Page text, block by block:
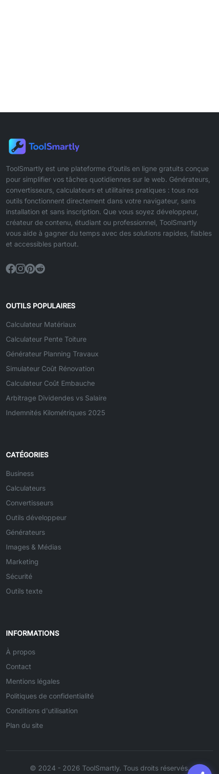
ToolSmartly est une plateforme d’outils en ligne gratuits conçue
pour simplifier vos tâches quotidiennes sur le web. Générateurs,
convertisseurs, calculateurs et utilitaires pratiques : tous nos
outils fonctionnent directement dans votre navigateur, sans
installation et sans inscription. Que vous soyez développeur,
créateur de contenu, étudiant ou professionnel, ToolSmartly
vous aide à gagner du temps avec des solutions rapides, fiables
et accessibles partout.
OUTILS POPULAIRES
Calculateur Matériaux
Calculateur Pente Toiture
Générateur Planning Travaux
Simulateur Coût Rénovation
Calculateur Coût Embauche
Arbitrage Dividendes vs Salaire
Indemnités Kilométriques 2025
CATÉGORIES
Business
Calculateurs
Convertisseurs
Outils développeur
Générateurs
Images & Médias
Marketing
Sécurité
Outils texte
INFORMATIONS
À propos
Contact
Mentions légales
Politiques de confidentialité
Conditions d'utilisation
Plan du site
© 2024 - 2026 ToolSmartly. Tous droits réservés.